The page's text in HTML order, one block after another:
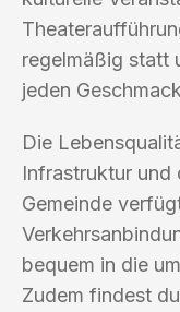
regelmäßig statt
jeden
Die
Infrastruktur und
Gemeinde
bequem in die
Zudem findest